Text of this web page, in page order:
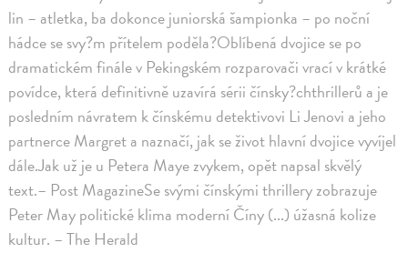
lin – atletka, ba dokonce juniorská šampionka – po noční
hádce se svy?m přítelem poděla?Oblíbená dvojice se po
dramatickém finále v Pekingském rozparovači vrací v krátké
povídce, která definitivně uzavírá sérii čínsky?chthrillerů a je
posledním návratem k čínskému detektivovi Li Jenovi a jeho
partnerce Margret a naznačí, jak se život hlavní dvojice vyvíjel
dále.Jak už je u Petera Maye zvykem, opět napsal skvělý
text.– Post MagazineSe svými čínskými thrillery zobrazuje
Peter May politické klima moderní Číny (...) úžasná kolize
kultur. – The Herald